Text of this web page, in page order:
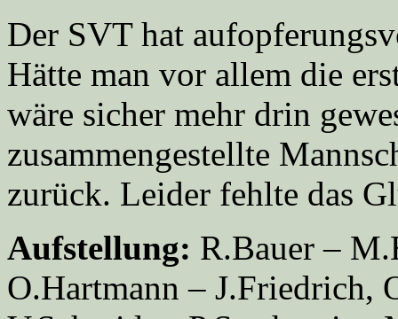
Der SVT hat
Hätte man vor allem die
wäre sicher mehr drin
zusammengestellte
zurück. Leider fehlte das
Aufstellung: R.Bauer –
O.Hartmann – J.Friedrich,